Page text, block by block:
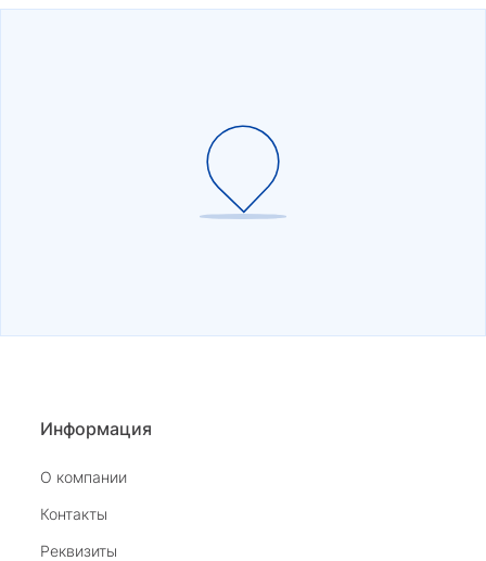
Информация
О компании
Контакты
Реквизиты